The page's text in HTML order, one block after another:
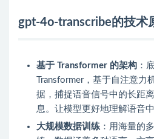
gpt-4o-transcribe的技术
基于 Transformer 的架构 ：
Transformer，基于自注意力
据，捕捉语音信号中的长距
息。让模型更好地理解语音
大规模数据训练 ：用海量的